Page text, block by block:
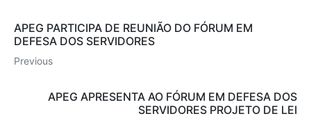
APEG PARTICIPA DE REUNIÃO DO FÓRUM EM
DEFESA DOS SERVIDORES
Previous
APEG APRESENTA AO FÓRUM EM DEFESA DOS
SERVIDORES PROJETO DE LEI